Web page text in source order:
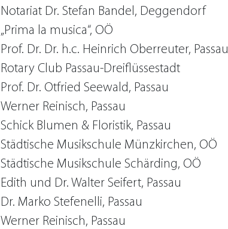
Notariat Dr. Stefan Bandel, Deggendorf
„Prima la musica“, OÖ
Prof. Dr. Dr. h.c. Heinrich Oberreuter, Passau
Rotary Club Passau-Dreiflüssestadt
Prof. Dr. Otfried Seewald, Passau
Werner Reinisch, Passau
Schick Blumen & Floristik, Passau
Städtische Musikschule Münzkirchen, OÖ
Städtische Musikschule Schärding, OÖ
Edith und Dr. Walter Seifert, Passau
Dr. Marko Stefenelli, Passau
Werner Reinisch, Passau